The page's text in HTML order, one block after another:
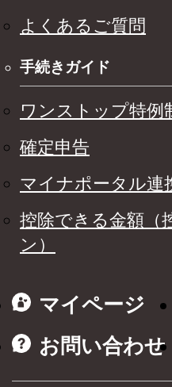
よくあるご質問
手続きガイド
ワンストップ特例
確定申告
マイナポータル連
控除できる金額（
ン）
マイページ
お問い合わせ